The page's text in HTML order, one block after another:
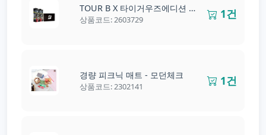
TOUR B X 타이거우즈에디션 6구 공용
상품코드: 2603729 1건
경량 피크닉 매트 - 모던체크
상품코드: 2302141 1건